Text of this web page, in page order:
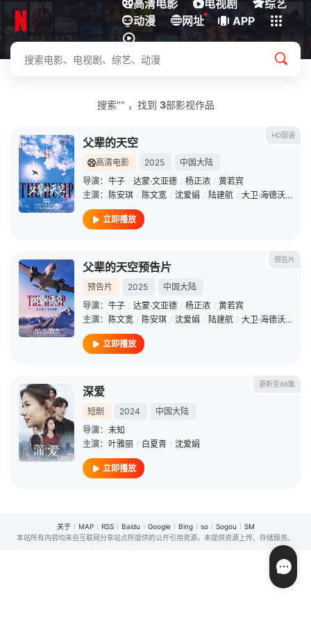
高清电影 电视剧
综艺
动漫
网址
+
APP
下载客户端
搜索"" ，找到 3部影视作品
HD国语
父辈的天空
高清电影 2025
中国大陆
导演： 牛子 / 达蒙·文亚德 / 杨正浓 / 黄若宾
主演：
陈安琪 / 陈文宽 / 沈爱娟 / 陆建航 / 大卫·海德沃 /
立即播放
预告片
父辈的天空预告片
预告片 2025
中国大陆
导演： 牛子 / 达蒙·文亚德 / 杨正浓 / 黄若宾
主演：
陈文宽 / 陈安琪 / 沈爱娟 / 陆建航 / 大卫·海德沃 /
立即播放
更新至86集
深爱
短剧 2024
中国大陆
导演： 未知
主演： 叶雅丽 / 白夏青 / 沈爱娟
立即播放
关于 MAP RSS Baidu Google Bing so Sogou
SM
本站所有内容均来自互联网分享站点所提供的公开引用资源，未提供资源上传、存储服务。